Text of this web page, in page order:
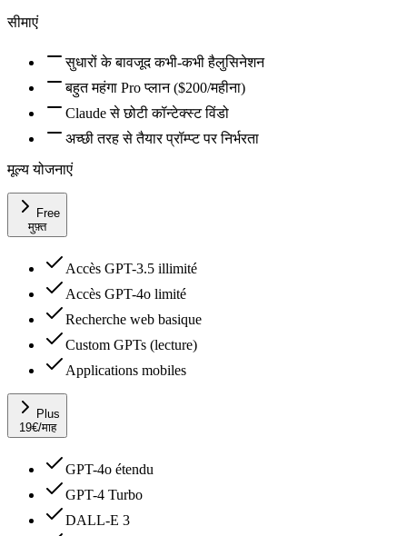
सीमाएं
सुधारों के बावजूद कभी-कभी हैलुसिनेशन
बहुत महंगा Pro प्लान ($200/महीना)
Claude से छोटी कॉन्टेक्स्ट विंडो
अच्छी तरह से तैयार प्रॉम्प्ट पर निर्भरता
मूल्य योजनाएं
Free
मुफ़्त
Accès GPT-3.5 illimité
Accès GPT-4o limité
Recherche web basique
Custom GPTs (lecture)
Applications mobiles
Plus
19€/माह
GPT-4o étendu
GPT-4 Turbo
DALL-E 3